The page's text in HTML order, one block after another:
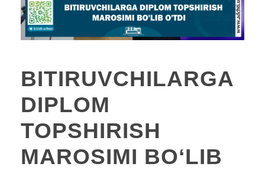
BITIRUVCHILARGA
DIPLOM
TOPSHIRISH
MAROSIMI BOʻLIB